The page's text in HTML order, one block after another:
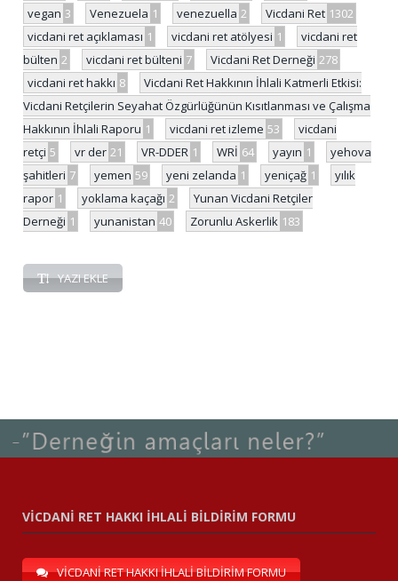
vegan 3 Venezuela 1 venezuella 2 Vicdani Ret 1302
vicdani ret açıklaması 1 vicdani ret atölyesi 1
vicdani ret
bülten 2 vicdani ret bülteni 7 Vicdani Ret Derneği 278
vicdani ret hakkı 8
Vicdani Ret Hakkının İhlali Katmerli Etkisi:
Vicdani Retçilerin Seyahat Özgürlüğünün Kısıtlanması ve Çalışma
Hakkının İhlali Raporu 1 vicdani ret izleme 53
vicdani
retçi 5 vr der 21 VR-DDER 1 WRİ 64 yayın 1
yehova
şahitleri 7 yemen 59 yeni zelanda 1 yeniçağ 1
yılık
rapor 1 yoklama kaçağı 2
Yunan Vicdani Retçiler
Derneği 1 yunanistan 40 Zorunlu Askerlik 183
YAZI EKLE
VİCDANİ RET HAKKI İHLALİ BİLDİRİM FORMU
VİCDANİ RET HAKKI İHLALİ BİLDİRİM FORMU